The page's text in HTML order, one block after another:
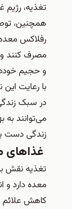
تغذیه، رژیم
همچنین،
رفلاکس
مصرف کنند
و حجیم
با رعایت
در سبک
می‌توانند به
زندگی دست
غذاهای
تغذیه نقش
معده دارد و
کاهش علائم